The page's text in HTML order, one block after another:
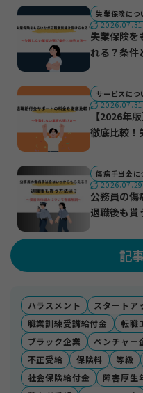
失業保険につ
2026.07.31
失業保険を
れる？条件
サービスにつ
2026.07.31
【2026年
徹底比較！
傷病手当金に
2026.07.29
公務員の傷
退職後も貰
記
ハラスメント スタートア
職業訓練受講給付金
転職
ブラック企業
ベンチャー
不正受給
保険料 等級
社会保険給付金
障害厚生